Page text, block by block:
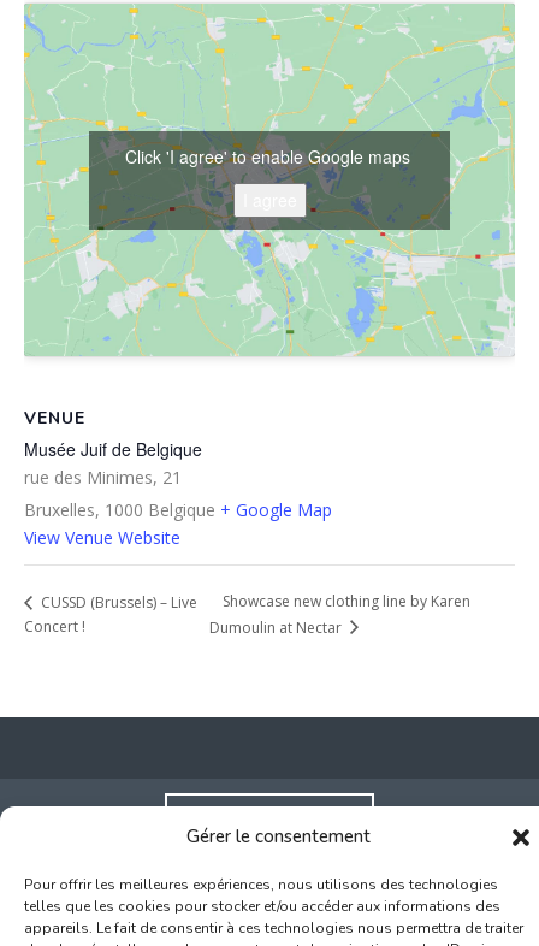
Gérer le consentement
Pour offrir les meilleures expériences, nous utilisons des technologies
telles que les cookies pour stocker et/ou accéder aux informations des
appareils. Le fait de consentir à ces technologies nous permettra de traiter
VENUE
Musée Juif de Belgique
rue des Minimes, 21
Bruxelles, 1000 Belgique + Google Map
View Venue Website
Click 'I agree' to enable Google maps
CUSSD (Brussels) – Live
Concert !
Showcase new clothing line by Karen
Dumoulin at Nectar
Association des Commerçants du Quartier Bruegel et des
Marolles